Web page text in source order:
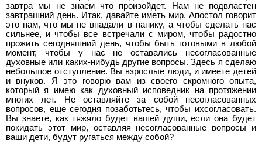
завтра мы не знаем что произойдет. Нам не подвластен
завтрашний день. Итак, давайте иметь мир. Апостол говорит
это нам, что мы не впадали в панику, а чтобы сделать нас
сильнее, и чтобы все встречали с миром, чтобы радостно
прожить сегодняшний день, чтобы быть готовыми в любой
момент, чтобы у нас не оставались несогласованные
духовные или каких-нибудь другие вопросы. Здесь я сделаю
небольшое отступление. Вы взрослые люди, и имеете детей
и внуков. Я это говорю вам из своего скромного опыта,
который я имею как духовный исповедник на протяжении
многих лет. Не оставляйте за собой несогласованных
вопросов, еще сегодня позаботьтесь, чтобы ихсогласовать.
Вы знаете, как тяжяло будет вашей души, если она будет
покидать этот мир, оставляя несогласованные вопросы и
ваши дети, будут ругаться между собой?